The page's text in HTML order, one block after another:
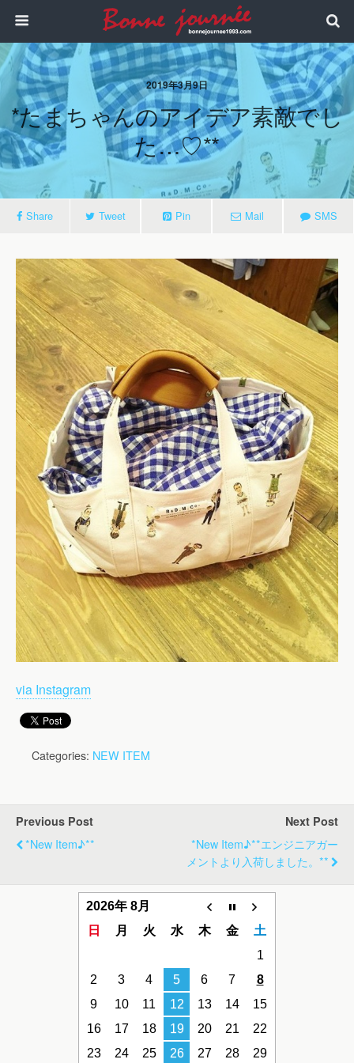
2019年3月9日
*たまちゃんのアイデア素敵でし
た…♡**
Share Tweet Pin Mail SMS
via Instagram
Categories: NEW ITEM
Previous Post
*new Item♪**
Next Post
*new Item♪**エンジニアガー
メントより入荷しました。**
2026年 8月
日
月 火 水 木 金
土
1
2
3 4 5 6 7
8
9
10 11 12 13 14
15
16
17 18 19 20 21
22
23
24 25 26 27 28 29